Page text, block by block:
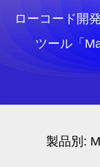
ローコード開
ツール「